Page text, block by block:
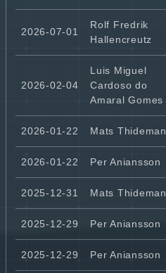
2026-07-01
Rolf Fredrik
Hallencreutz
2026-02-04
Luis Miguel
Cardoso do
Amaral Gomes
2026-01-22 Mats Thideman
2026-01-22 Per Aniansson
2025-12-31 Mats Thideman
2025-12-29 Per Aniansson
2025-12-29 Per Aniansson